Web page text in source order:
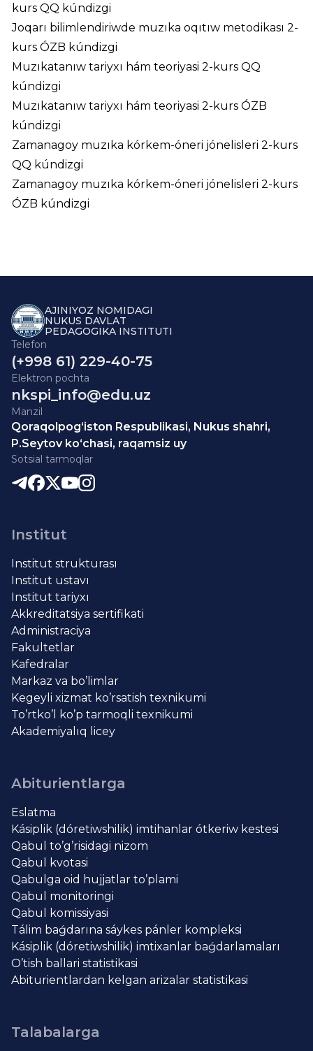
kurs QQ kúndizgi
Joqarı bilimlendiriwde muzıka oqıtıw metodikası 2-
kurs ÓZB kúndizgi
Muzıkatanıw tariyxı hám teoriyasi 2-kurs QQ
kúndizgi
Muzıkatanıw tariyxı hám teoriyasi 2-kurs ÓZB
kúndizgi
Zamanagoy muzıka kórkem-óneri jónelisleri 2-kurs
QQ kúndizgi
Zamanagoy muzıka kórkem-óneri jónelisleri 2-kurs
ÓZB kúndizgi
AJINIYOZ NOMIDAGI
NUKUS DAVLAT
PEDAGOGIKA INSTITUTI
Telefon
(+998 61) 229-40-75
Elektron pochta
nkspi_info@edu.uz
Manzil
Qoraqolpog‘iston Respublikasi, Nukus shahri,
P.Seytov ko‘chasi, raqamsiz uy
Sotsial tarmoqlar
Institut
Institut strukturası
Institut ustavı
Institut tariyxı
Akkreditatsiya sertifikati
Administraciya
Fakultetlar
Kafedralar
Markaz va bo’limlar
Kegeyli xizmat ko’rsatish texnikumi
To’rtko’l ko’p tarmoqli texnikumi
Akademiyalıq licey
Abiturientlarga
Eslatma
Kásiplik (dóretiwshilik) imtihanlar ótkeriw kestesi
Qabul to’g’risidagi nizom
Qabul kvotasi
Qabulga oid hujjatlar to’plami
Qabul monitoringi
Qabul komissiyasi
Tálim baǵdarına sáykes pánler kompleksi
Kásiplik (dóretiwshilik) imtixanlar baǵdarlamaları
O’tish ballari statistikasi
Abiturientlardan kelgan arizalar statistikasi
Talabalarga